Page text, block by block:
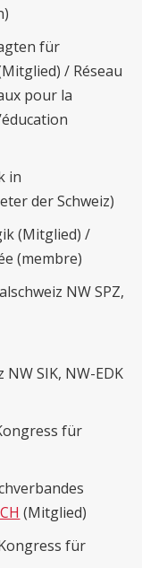
für
/ Réseau
pour la
in
der Schweiz)
(Mitglied) /
(membre)
NW SPZ,
SIK, NW-EDK
für
(Mitglied)
für